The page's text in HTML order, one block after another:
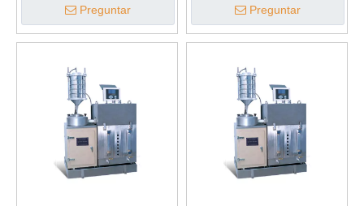
Preguntar
Preguntar